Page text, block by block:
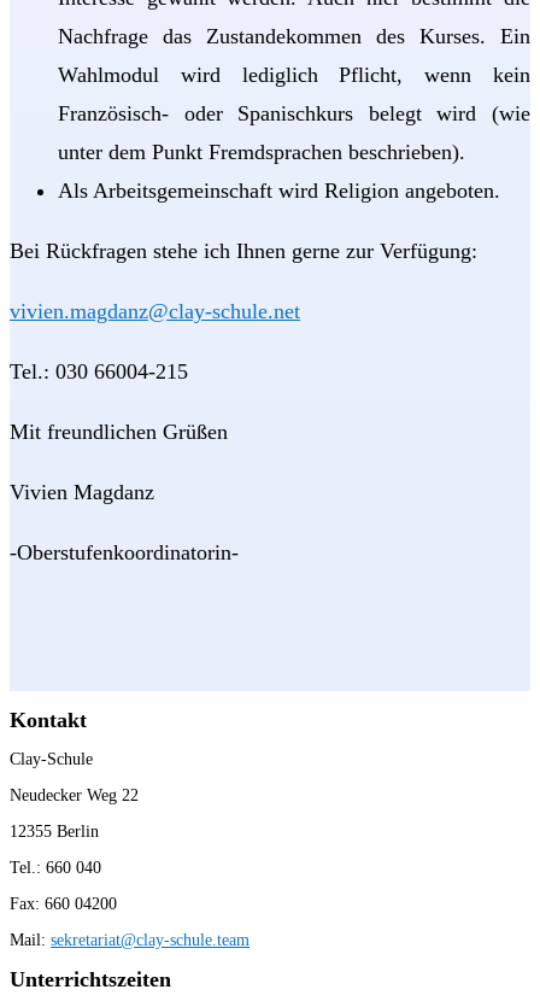
Nachfrage das Zustandekommen des Kurses. Ein
Wahlmodul wird lediglich Pflicht, wenn kein
Französisch- oder Spanischkurs belegt wird (wie
unter dem Punkt Fremdsprachen beschrieben).
Als Arbeitsgemeinschaft wird Religion angeboten.
Bei Rückfragen stehe ich Ihnen gerne zur Verfügung:
vivien.magdanz@clay-schule.net
Tel.: 030 66004-215
Mit freundlichen Grüßen
Vivien Magdanz
-Oberstufenkoordinatorin-
Kontakt
Clay-Schule
Neudecker Weg 22
12355 Berlin
Tel.: 660 040
Fax: 660 04200
Mail: sekretariat@clay-schule.team
Unterrichtszeiten